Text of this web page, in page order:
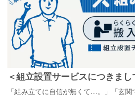
＜組立設置サービスにつきまし
「組み立てに自信が無くて…。」「玄関